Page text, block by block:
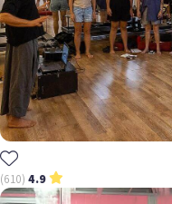
4.9
(610)